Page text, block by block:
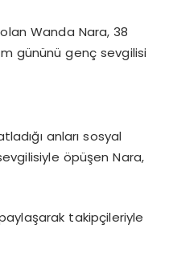
Wanda Nara, 38
gününü genç sevgilisi
anları sosyal
öpüşen Nara,
takipçileriyle